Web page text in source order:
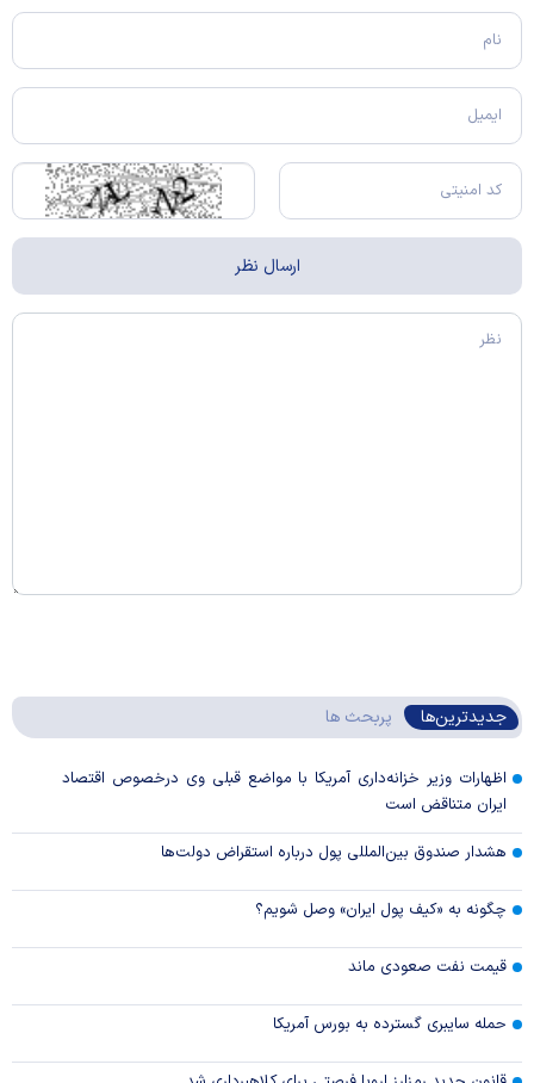
جدیدترین‌ها پربحث ها
اظهارات وزیر خزانه‌داری آمریکا با مواضع قبلی وی درخصوص اقتصاد
ایران متناقض است
هشدار صندوق بین‌المللی پول درباره استقراض دولت‌ها
چگونه به «کیف پول ایران» وصل شویم؟
قیمت نفت صعودی ماند
حمله سایبری گسترده به بورس آمریکا